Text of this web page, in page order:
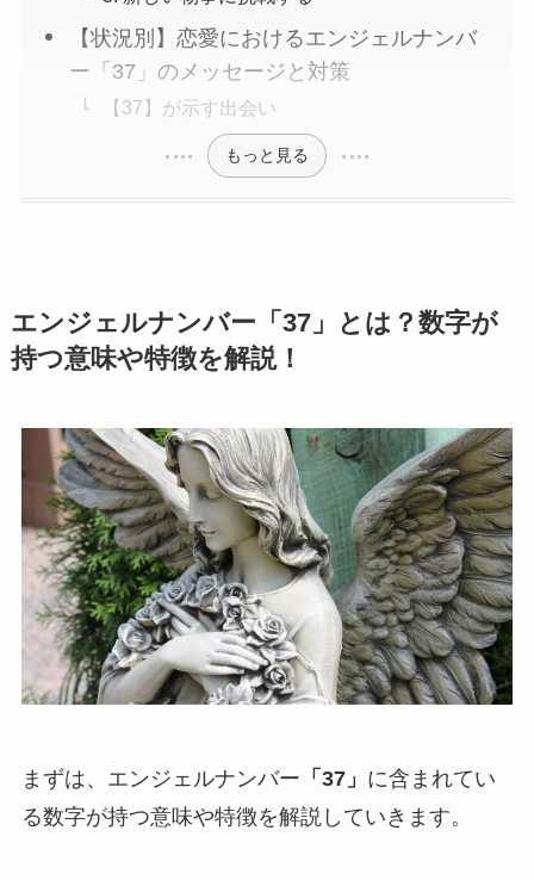
【状況別】恋愛におけるエンジェルナンバ
ー「37」のメッセージと対策
【37】が示す出会い
もっと見る
エンジェルナンバー「37」とは？数字が
持つ意味や特徴を解説！
まずは、エンジェルナンバー 「37」 に含まれてい
る数字が持つ意味や特徴を解説していきます。